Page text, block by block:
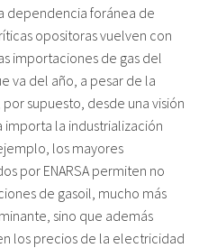
dependencia foránea de
opositoras vuelven con
importaciones de gas del
va del año, a pesar de la
supuesto, desde una visión
importa la industrialización
los mayores
por ENARSA permiten no
de gasoil, mucho más
sino que además
los precios de la electricidad